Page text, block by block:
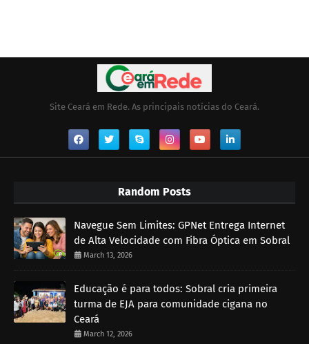
Site Ceará em Rede. As principais notícias do Ceará.
Random Posts
Navegue Sem Limites: GPNet Entrega Internet
de Alta Velocidade com Fibra Óptica em Sobral
March 13, 2026
Educação é para todos: Sobral cria primeira
turma de EJA para comunidade cigana no
Ceará
March 12, 2026